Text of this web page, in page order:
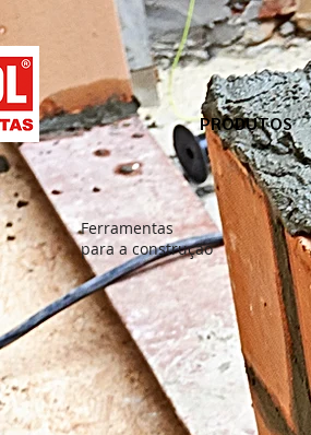
PRODUTOS
Ferramentas
para a construção